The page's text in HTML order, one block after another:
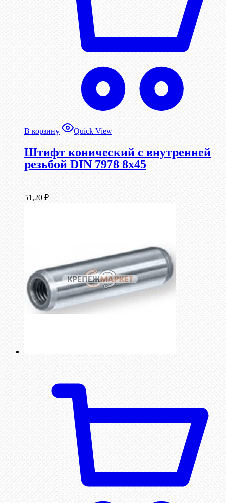
В корзину Quick View
Штифт конический с внутренней
резьбой DIN 7978 8х45
51,20 ₽